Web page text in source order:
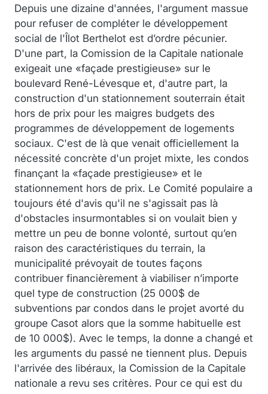
Depuis une dizaine d'années, l'argument massue
pour refuser de compléter le développement
social de l'Îlot Berthelot est d’ordre pécunier.
D'une part, la Comission de la Capitale nationale
exigeait une «façade prestigieuse» sur le
boulevard René-Lévesque et, d'autre part, la
construction d'un stationnement souterrain était
hors de prix pour les maigres budgets des
programmes de développement de logements
sociaux. C'est de là que venait officiellement la
nécessité concrète d'un projet mixte, les condos
finançant la «façade prestigieuse» et le
stationnement hors de prix. Le Comité populaire a
toujours été d'avis qu'il ne s'agissait pas là
d'obstacles insurmontables si on voulait bien y
mettre un peu de bonne volonté, surtout qu’en
raison des caractéristiques du terrain, la
municipalité prévoyait de toutes façons
contribuer financièrement à viabiliser n’importe
quel type de construction (25 000$ de
subventions par condos dans le projet avorté du
groupe Casot alors que la somme habituelle est
de 10 000$). Avec le temps, la donne a changé et
les arguments du passé ne tiennent plus. Depuis
l'arrivée des libéraux, la Comission de la Capitale
nationale a revu ses critères. Pour ce qui est du